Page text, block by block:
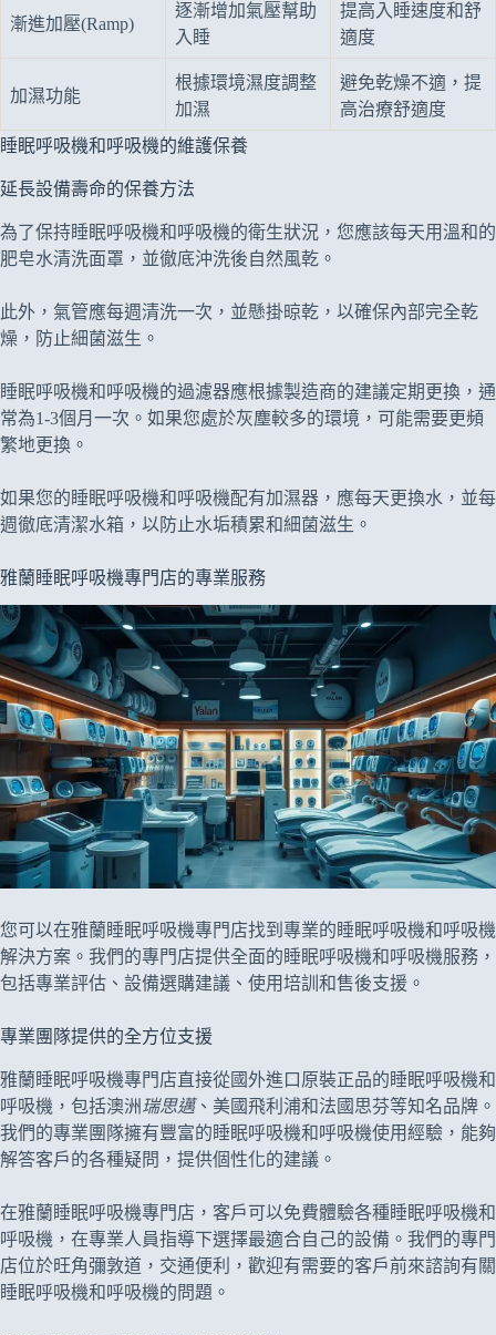
漸進加壓(Ramp)
逐漸增加氣壓幫助
入睡
提高入睡速度和舒
適度
加濕功能
根據環境濕度調整
加濕
避免乾燥不適，提
高治療舒適度
睡眠呼吸機和呼吸機的維護保養
延長設備壽命的保養方法
為了保持睡眠呼吸機和呼吸機的衛生狀況，您應該每天用溫和的
肥皂水清洗面罩，並徹底沖洗後自然風乾。
此外，氣管應每週清洗一次，並懸掛晾乾，以確保內部完全乾
燥，防止細菌滋生。
睡眠呼吸機和呼吸機的過濾器應根據製造商的建議定期更換，通
常為1-3個月一次。如果您處於灰塵較多的環境，可能需要更頻
繁地更換。
如果您的睡眠呼吸機和呼吸機配有加濕器，應每天更換水，並每
週徹底清潔水箱，以防止水垢積累和細菌滋生。
雅蘭睡眠呼吸機專門店的專業服務
您可以在雅蘭睡眠呼吸機專門店找到專業的睡眠呼吸機和呼吸機
解決方案。我們的專門店提供全面的睡眠呼吸機和呼吸機服務，
包括專業評估、設備選購建議、使用培訓和售後支援。
專業團隊提供的全方位支援
雅蘭睡眠呼吸機專門店直接從國外進口原裝正品的睡眠呼吸機和
呼吸機，包括澳洲瑞思邁、美國飛利浦和法國思芬等知名品牌。
我們的專業團隊擁有豐富的睡眠呼吸機和呼吸機使用經驗，能夠
解答客戶的各種疑問，提供個性化的建議。
在雅蘭睡眠呼吸機專門店，客戶可以免費體驗各種睡眠呼吸機和
呼吸機，在專業人員指導下選擇最適合自己的設備。我們的專門
店位於旺角彌敦道，交通便利，歡迎有需要的客戶前來諮詢有關
睡眠呼吸機和呼吸機的問題。